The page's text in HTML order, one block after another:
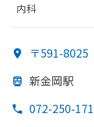
内科
〒591-8025
新金岡駅
072-250-